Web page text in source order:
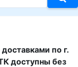
по г.
доступны без